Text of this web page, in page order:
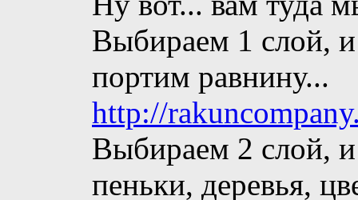
Выбираем 1 слой,
портим равнину...
http://
Выбираем 2 слой,
пеньки, деревья,